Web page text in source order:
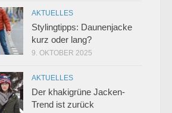
AKTUELLES
Stylingtipps: Daunenjacke
kurz oder lang?
9. OKTOBER 2025
AKTUELLES
Der khakigrüne Jacken-
Trend ist zurück